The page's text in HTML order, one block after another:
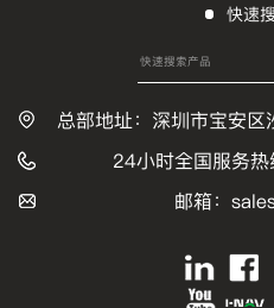
快速
总部地址：深圳市宝安
24小时全国服务
邮箱：